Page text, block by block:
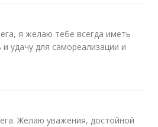
я желаю тебе всегда иметь
удачу для самореализации и
Желаю уважения, достойной